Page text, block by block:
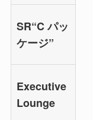
SR“C パッ
ケージ”
Executive
Lounge